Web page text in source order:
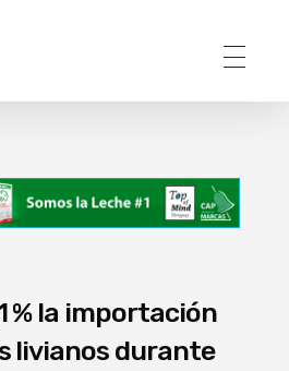
% la importación
livianos durante